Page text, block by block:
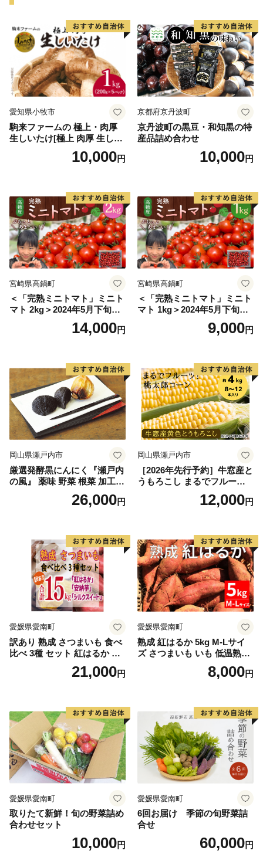
愛知県小牧市
駒来ファームの 極上・肉厚
生しいたけ[極上 肉厚 生しい
たけ 生シイタケ 生椎茸 安心
安全 国産 採れたて 新鮮 きの
10,000円
京都府京丹波町
京丹波町の黒豆・和知黒の特
産品詰め合わせ
10,000円
宮崎県高鍋町
＜「完熟ミニトマト」ミニト
マト 2kg＞2024年5月下旬迄
に順次出荷 野菜ソムリエサ
ミット アルル・リリカ共に
県 高鍋町産 産地直送 有機肥
料使用 高糖度 西森農園
14,000円
宮崎県高鍋町
＜「完熟ミニトマト」ミニト
マト 1kg＞2024年5月下旬迄
に順次出荷 野菜ソムリエサ
ミット アルル・リリカ共に
県 高鍋町産 産地直送 有機肥
料使用 高糖度 西森農園
9,000円
岡山県瀬戸内市
厳選発酵黒にんにく『瀬戸内
の風』 薬味 野菜 根菜 加工食
26,000円
岡山県瀬戸内市
［2026年先行予約］牛窓産と
うもろこし まるでフルー
ツ！最高糖度25度超え 生で
甘い、茹でて美味い！ 黄色
野菜
12,000円
愛媛県愛南町
訳あり 熟成 さつまいも 食べ
比べ 3種 セット 紅はるか 安
納芋 シルクスイート 合計 15
kg サイズ混合 サツマイモ 焼
芋 ほしいも スイートポテト
いも天 サイズミックス 甘い
ねっとり 生芋 新芋 あんのう
いも 甘藷 べにはるか スイー
ツ 国産 糖度 産地直送 農家直
送 数量限定 21000円 愛媛 愛
南 ミッチーのおみかん畑
21,000円
愛媛県愛南町
熟成 紅はるか 5kg M-Lサイ
ズ さつまいも いも 低温熟成
完全熟成収穫 甘い 糖度 焼き
芋 やきいも スイートポテト
8,000円
愛媛県愛南町
取りたて新鮮！旬の野菜詰め
合わせセット
10,000円
愛媛県愛南町
6回お届け 季節の旬野菜詰
合せ
60,000円